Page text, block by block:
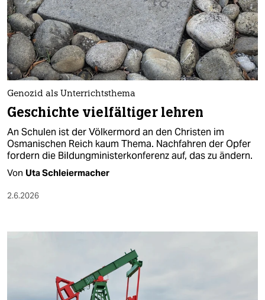
Genozid als Unterrichtsthema
Geschichte vielfältiger lehren
An Schulen ist der Völkermord an den Christen im
Osmanischen Reich kaum Thema. Nachfahren der Opfer
fordern die Bildungministerkonferenz auf, das zu ändern.
Von Uta Schleiermacher
2.6.2026